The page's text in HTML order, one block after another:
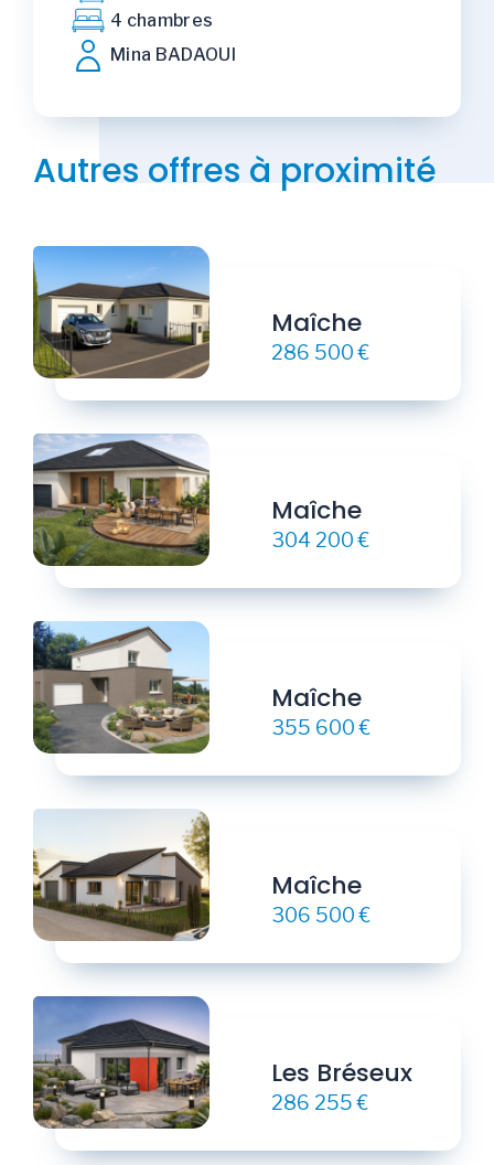
4 chambres
Mina BADAOUI
Autres offres à proximité
Maîche
286 500 €
Maîche
304 200 €
Maîche
355 600 €
Maîche
306 500 €
Les Bréseux
286 255 €